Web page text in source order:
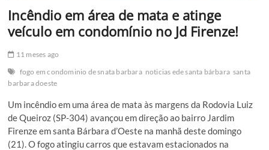
Incêndio em área de mata e atinge
veículo em condomínio no Jd Firenze!
11 meses ago
fogo em condominio de snata barbara noticias ede santa bárbara santa
barbara doeste
Um incêndio em uma área de mata às margens da Rodovia Luiz
de Queiroz (SP-304) avançou em direção ao bairro Jardim
Firenze em santa Bárbara d’Oeste na manhã deste domingo
(21). O fogo atingiu carros que estavam estacionados na